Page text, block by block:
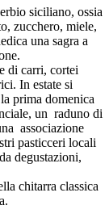
siciliano, ossia
zucchero, miele,
una sagra a
di carri, cortei
In estate si
prima domenica
un raduno di
associazione
pasticceri locali
degustazioni,
chitarra classica